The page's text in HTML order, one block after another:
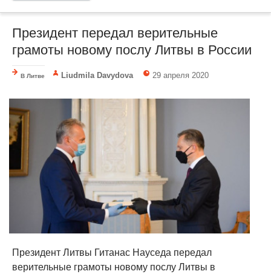
Президент передал верительные
грамоты новому послу Литвы в России
В Литве Liudmila Davydova 29 апреля 2020
Президент Литвы Гитанас Науседа передал
верительные грамоты новому послу Литвы в